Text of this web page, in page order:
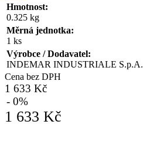
Hmotnost:
0.325 kg
Měrná jednotka:
1 ks
Výrobce / Dodavatel:
INDEMAR INDUSTRIALE S.p.A.
Cena bez DPH
1 633 Kč
- 0%
1 633 Kč